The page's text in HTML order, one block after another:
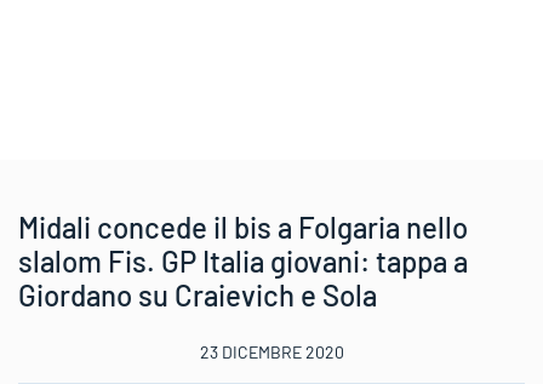
Midali concede il bis a Folgaria nello
slalom Fis. GP Italia giovani: tappa a
Giordano su Craievich e Sola
23 DICEMBRE 2020